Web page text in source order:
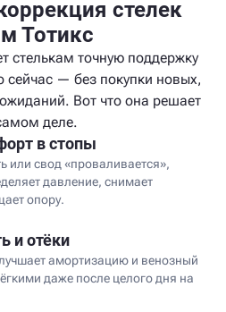
стелек
Тотикс
стелькам точную поддержку
сейчас — без покупки новых,
Вот что она решает
деле.
в стопы
или свод «проваливается»,
давление, снимает
опору.
и отёки
амортизацию и венозный
даже после целого дня на